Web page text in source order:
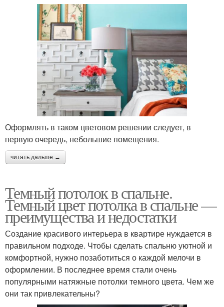
Оформлять в таком цветовом решении следует, в
первую очередь, небольшие помещения.
читать дальше →
Темный потолок в спальне.
Темный цвет потолка в спальне —
преимущества и недостатки
Создание красивого интерьера в квартире нуждается в
правильном подходе. Чтобы сделать спальню уютной и
комфортной, нужно позаботиться о каждой мелочи в
оформлении. В последнее время стали очень
популярными натяжные потолки темного цвета. Чем же
они так привлекательны?